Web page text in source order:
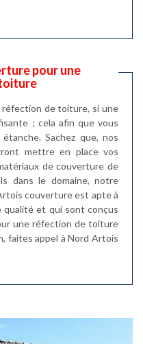
pour une
de toiture, si une
; cela afin que vous
Sachez que, nos
mettre en place vos
de couverture de
dans le domaine, notre
couverture est apte à
qualité et qui sont conçus
une réfection de toiture
faites appel à Nord Artois